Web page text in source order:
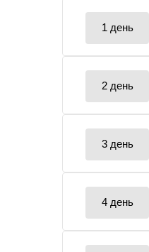
1 день
2 день
3 день
4 день